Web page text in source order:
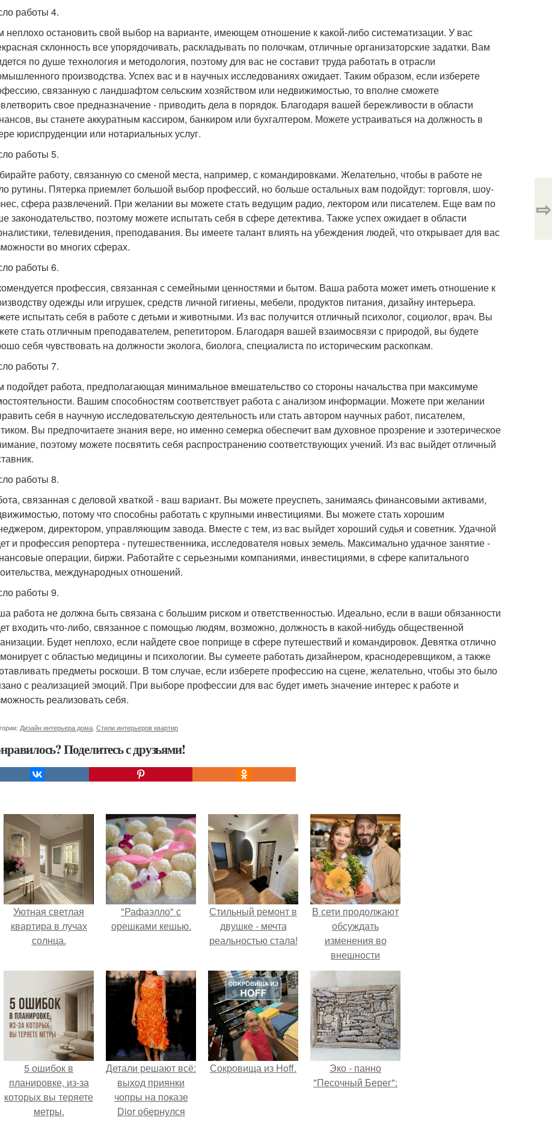
работы 4.
неплохо остановить свой выбор на варианте, имеющем отношение к какой-либо систематизации. У вас
склонность все упорядочивать, раскладывать по полочкам, отличные организаторские задатки. Вам
по душе технология и методология, поэтому для вас не составит труда работать в отрасли
производства. Успех вас и в научных исследованиях ожидает. Таким образом, если изберете
связанную с ландшафтом сельским хозяйством или недвижимостью, то вполне сможете
свое предназначение - приводить дела в порядок. Благодаря вашей бережливости в области
вы станете аккуратным кассиром, банкиром или бухгалтером. Можете устраиваться на должность в
юриспруденции или нотариальных услуг.
работы 5.
работу, связанную со сменой места, например, с командировками. Желательно, чтобы в работе не
рутины. Пятерка приемлет большой выбор профессий, но больше остальных вам подойдут: торговля, шоу-
сфера развлечений. При желании вы можете стать ведущим радио, лектором или писателем. Еще вам по
законодательство, поэтому можете испытать себя в сфере детектива. Также успех ожидает в области
телевидения, преподавания. Вы имеете талант влиять на убеждения людей, что открывает для вас
во многих сферах.
работы 6.
профессия, связанная с семейными ценностями и бытом. Ваша работа может иметь отношение к
одежды или игрушек, средств личной гигиены, мебели, продуктов питания, дизайну интерьера.
испытать себя в работе с детьми и животными. Из вас получится отличный психолог, социолог, врач. Вы
стать отличным преподавателем, репетитором. Благодаря вашей взаимосвязи с природой, вы будете
себя чувствовать на должности эколога, биолога, специалиста по историческим раскопкам.
работы 7.
подойдет работа, предполагающая минимальное вмешательство со стороны начальства при максимуме
Вашим способностям соответствует работа с анализом информации. Можете при желании
себя в научную исследовательскую деятельность или стать автором научных работ, писателем,
Вы предпочитаете знания вере, но именно семерка обеспечит вам духовное прозрение и эзотерическое
поэтому можете посвятить себя распространению соответствующих учений. Из вас выйдет отличный
работы 8.
связанная с деловой хваткой - ваш вариант. Вы можете преуспеть, занимаясь финансовыми активами,
потому что способны работать с крупными инвестициями. Вы можете стать хорошим
директором, управляющим завода. Вместе с тем, из вас выйдет хороший судья и советник. Удачной
и профессия репортера - путешественника, исследователя новых земель. Максимально удачное занятие -
операции, биржи. Работайте с серьезными компаниями, инвестициями, в сфере капитального
международных отношений.
работы 9.
работа не должна быть связана с большим риском и ответственностью. Идеально, если в ваши обязанности
входить что-либо, связанное с помощью людям, возможно, должность в какой-нибудь общественной
Будет неплохо, если найдете свое поприще в сфере путешествий и командировок. Девятка отлично
с областью медицины и психологии. Вы сумеете работать дизайнером, краснодеревщиком, а также
предметы роскоши. В том случае, если изберете профессию на сцене, желательно, чтобы это было
с реализацией эмоций. При выборе профессии для вас будет иметь значение интерес к работе и
реализовать себя.
Дизайн интерьера дома Стили интерьеров квартир
Поделитесь с друзьями!
⇨
Уютная светлая
квартира в лучах
солнца.
"Рафаэлло" с
орешками кешью.
Стильный ремонт в
двушке - мечта
реальностью стала!
В сети продолжают
обсуждать
изменения во
внешности
актрисы.
5 ошибок в
планировке, из-за
которых вы теряете
метры.
Детали решают всё:
выход приянки
чопры на показе
Dior обернулся
Сокровища из Hoff.
Эко - панно
"Песочный Берег":